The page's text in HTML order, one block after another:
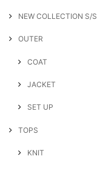
NEW COLLECTION S/S
OUTER
COAT
JACKET
SET UP
TOPS
KNIT